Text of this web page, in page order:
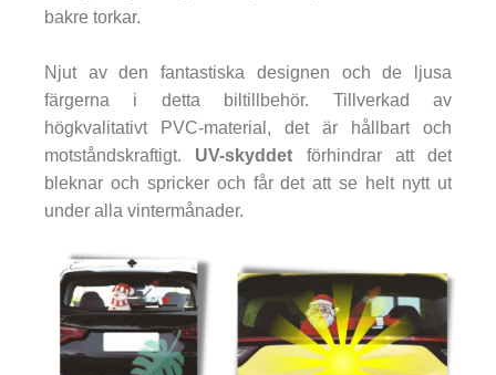
bakre torkar.
Njut av den fantastiska designen och de ljusa
färgerna i detta biltillbehör. Tillverkad av
högkvalitativt PVC-material, det är hållbart och
motståndskraftigt. UV-skyddet förhindrar att det
bleknar och spricker och får det att se helt nytt ut
under alla vintermånader.